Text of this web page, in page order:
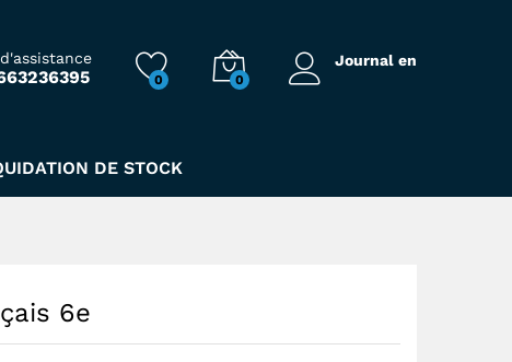
0 0
Journal en
DE STOCK
6e